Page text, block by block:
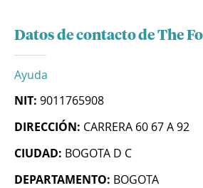
Datos de contacto de The
Ayuda
NIT: 9011765908
DIRECCIÓN: CARRERA 60 67 A 92
CIUDAD: BOGOTA D C
DEPARTAMENTO: BOGOTA